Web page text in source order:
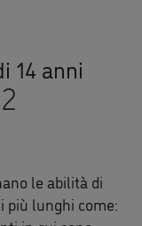
14 anni
le abilità di
più lunghi come: